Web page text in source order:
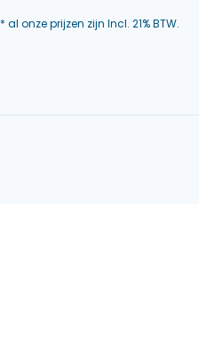
* al onze prijzen zijn Incl. 21% BTW.